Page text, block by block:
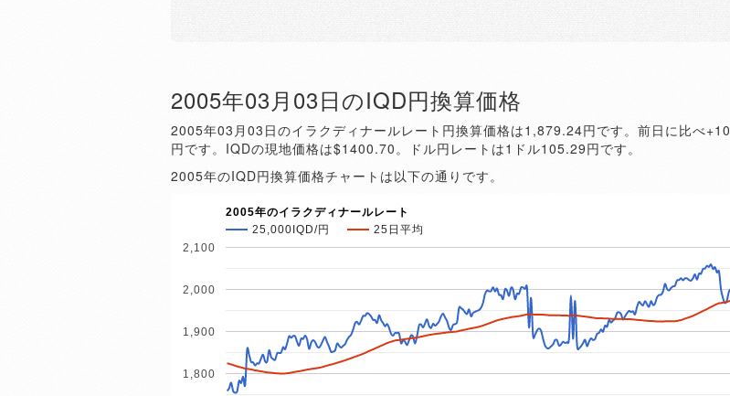
2005年03月03日のIQD円換算価格
2005年03月03日のイラクディナールレート円換算価格は1,879.24円です。前日に比べ
円です。IQDの現地価格は$1400.70。ドル円レートは1ドル105.29円です。
2005年のIQD円換算価格チャートは以下の通りです。
2005年のイラクディナールレート
25,000IQD/円
25日平均
1,800
1,900
2,000
2,100